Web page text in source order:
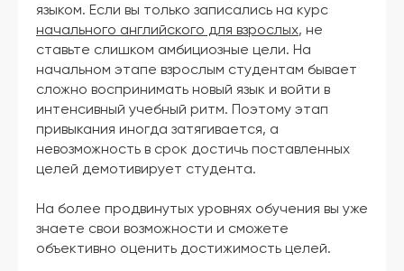
языком. Если вы только записались на курс
начального английского для взрослых, не
ставьте слишком амбициозные цели. На
начальном этапе взрослым студентам бывает
сложно воспринимать новый язык и войти в
интенсивный учебный ритм. Поэтому этап
привыкания иногда затягивается, а
невозможность в срок достичь поставленных
целей демотивирует студента.
На более продвинутых уровнях обучения вы уже
знаете свои возможности и сможете
объективно оценить достижимость целей.